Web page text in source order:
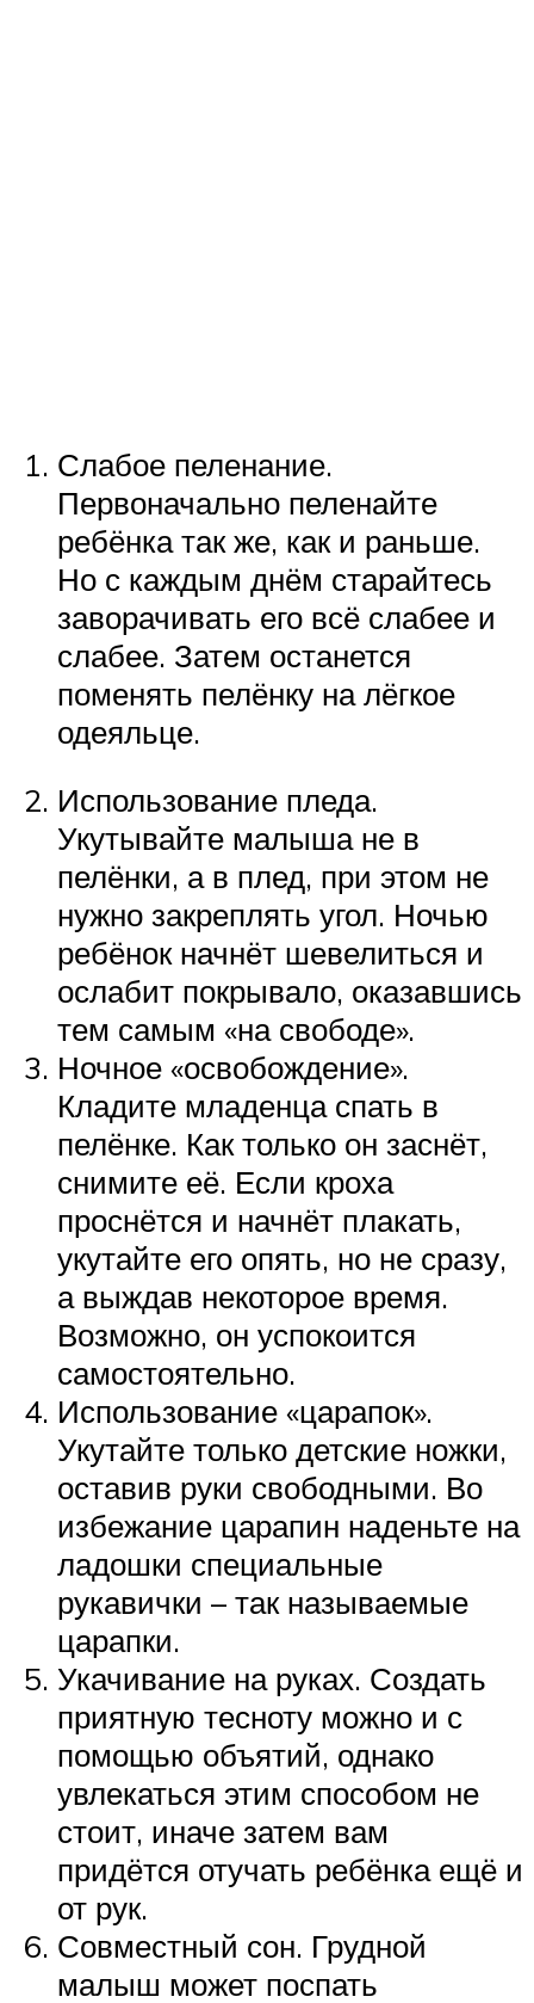
Слабое пеленание.
Первоначально пеленайте
ребёнка так же, как и раньше.
Но с каждым днём старайтесь
заворачивать его всё слабее и
слабее. Затем останется
поменять пелёнку на лёгкое
одеяльце.
Использование пледа.
Укутывайте малыша не в
пелёнки, а в плед, при этом не
нужно закреплять угол. Ночью
ребёнок начнёт шевелиться и
ослабит покрывало, оказавшись
тем самым «на свободе».
Ночное «освобождение».
Кладите младенца спать в
пелёнке. Как только он заснёт,
снимите её. Если кроха
проснётся и начнёт плакать,
укутайте его опять, но не сразу,
а выждав некоторое время.
Возможно, он успокоится
самостоятельно.
Использование «царапок».
Укутайте только детские ножки,
оставив руки свободными. Во
избежание царапин наденьте на
ладошки специальные
рукавички – так называемые
царапки.
Укачивание на руках. Создать
приятную тесноту можно и с
помощью объятий, однако
увлекаться этим способом не
стоит, иначе затем вам
придётся отучать ребёнка ещё и
от рук.
Совместный сон. Грудной
малыш может поспать